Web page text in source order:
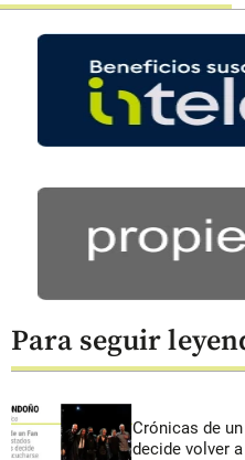
Para seguir
Crónicas de
decide volver